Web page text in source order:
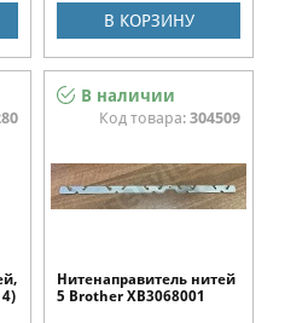
В КОРЗИНУ
Нитенаправитель нитей
5 Brother XB3068001
В наличии
Код товара: 304509